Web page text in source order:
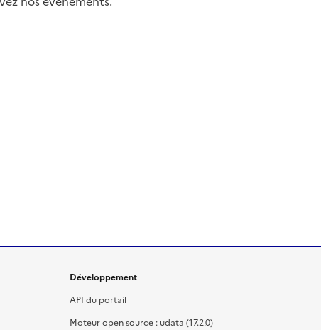
Développement
API du portail
Moteur open source : udata (17.2.0)